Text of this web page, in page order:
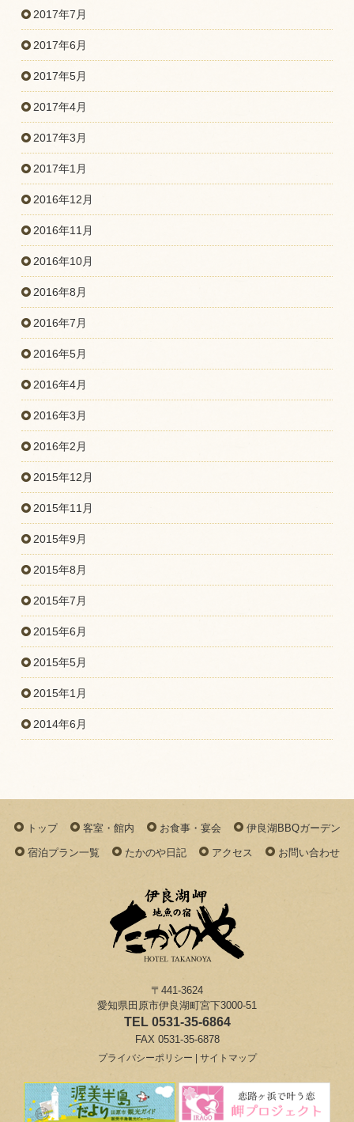
2017年7月
2017年6月
2017年5月
2017年4月
2017年3月
2017年1月
2016年12月
2016年11月
2016年10月
2016年8月
2016年7月
2016年5月
2016年4月
2016年3月
2016年2月
2015年12月
2015年11月
2015年9月
2015年8月
2015年7月
2015年6月
2015年5月
2015年1月
2014年6月
トップ 客室・館内 お食事・宴会 伊良湖BBQガーデン
宿泊プラン一覧 たかのや日記 アクセス お問い合わせ
〒441-3624
愛知県田原市伊良湖町宮下3000-51
TEL 0531-35-6864
FAX 0531-35-6878
プライバシーポリシー サイトマップ